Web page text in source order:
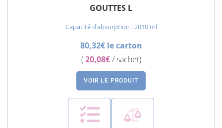
GOUTTES L
Capacité d'absorption : 2010 ml
80,32€ le carton
(20,08€/ sachet)
VOIR LE PRODUIT